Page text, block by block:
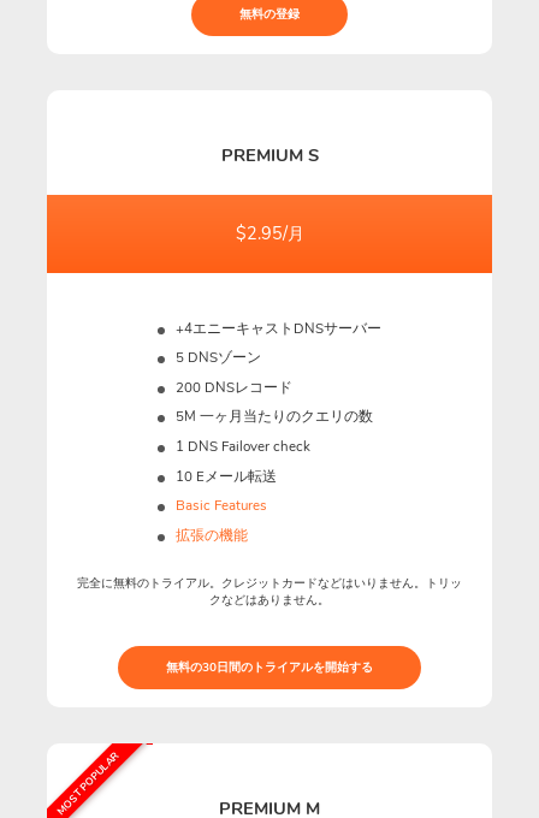
無料の登録
PREMIUM S
$2.95/月
+4エニーキャストDNSサーバー
5 DNSゾーン
200 DNSレコード
5M 一ヶ月当たりのクエリの数
1 DNS Failover check
10 Eメール転送
Basic Features
拡張の機能
完全に無料のトライアル。クレジットカードなどはいりません。トリッ
クなどはありません。
無料の30日間のトライアルを開始する
MOST POPULAR PREMIUM M